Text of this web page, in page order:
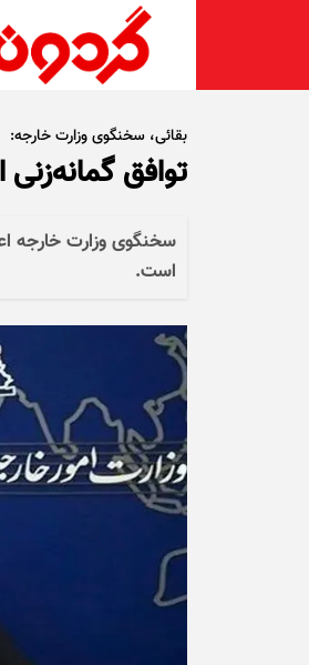
بقائی، سخنگوی وزارت خارجه:
توافق
سخنگوی وزارت خارجه
است.